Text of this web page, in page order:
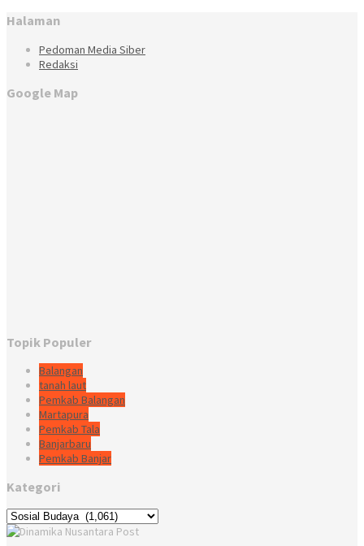
Halaman
Pedoman Media Siber
Redaksi
Google Map
Topik Populer
Balangan
tanah laut
Pemkab Balangan
Martapura
Pemkab Tala
Banjarbaru
Pemkab Banjar
Kategori
Kategori